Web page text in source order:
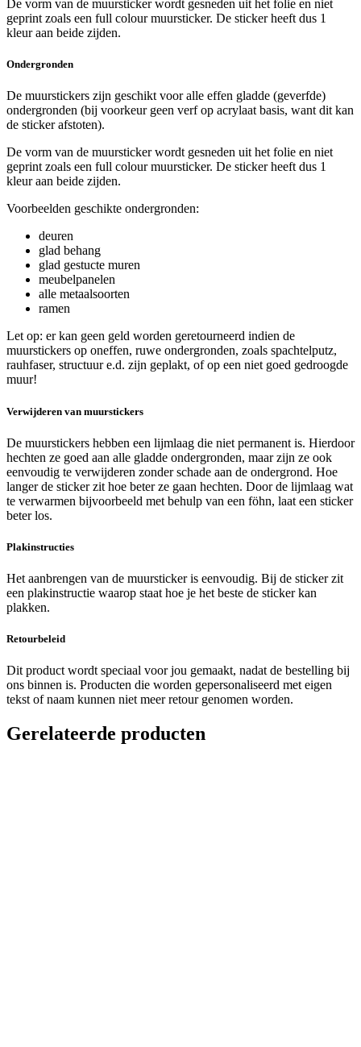
De vorm van de muursticker wordt gesneden uit het folie en niet
geprint zoals een full colour muursticker. De sticker heeft dus 1
kleur aan beide zijden.
Ondergronden
De muurstickers zijn geschikt voor alle effen gladde (geverfde)
ondergronden (bij voorkeur geen verf op acrylaat basis, want dit kan
de sticker afstoten).
De vorm van de muursticker wordt gesneden uit het folie en niet
geprint zoals een full colour muursticker. De sticker heeft dus 1
kleur aan beide zijden.
Voorbeelden geschikte ondergronden:
deuren
glad behang
glad gestucte muren
meubelpanelen
alle metaalsoorten
ramen
Let op: er kan geen geld worden geretourneerd indien de
muurstickers op oneffen, ruwe ondergronden, zoals spachtelputz,
rauhfaser, structuur e.d. zijn geplakt, of op een niet goed gedroogde
muur!
Verwijderen van muurstickers
De muurstickers hebben een lijmlaag die niet permanent is. Hierdoor
hechten ze goed aan alle gladde ondergronden, maar zijn ze ook
eenvoudig te verwijderen zonder schade aan de ondergrond. Hoe
langer de sticker zit hoe beter ze gaan hechten. Door de lijmlaag wat
te verwarmen bijvoorbeeld met behulp van een föhn, laat een sticker
beter los.
Plakinstructies
Het aanbrengen van de muursticker is eenvoudig. Bij de sticker zit
een plakinstructie waarop staat hoe je het beste de sticker kan
plakken.
Retourbeleid
Dit product wordt speciaal voor jou gemaakt, nadat de bestelling bij
ons binnen is. Producten die worden gepersonaliseerd met eigen
tekst of naam kunnen niet meer retour genomen worden.
Gerelateerde producten